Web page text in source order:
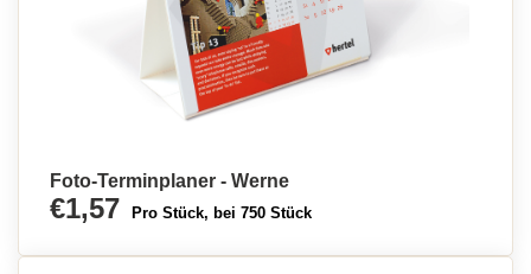
Foto-Terminplaner - Werne
€1,57 Pro Stück, bei 750 Stück